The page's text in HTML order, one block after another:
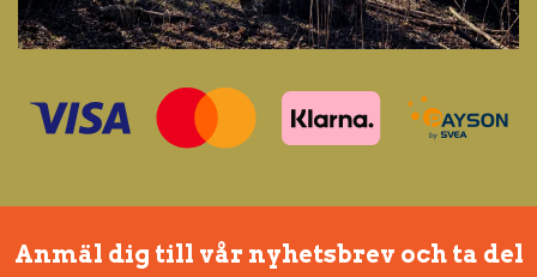
Anmäl dig till vår nyhetsbrev och ta del